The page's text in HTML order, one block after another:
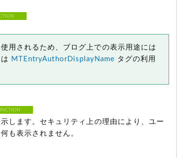
用されるため、ブログ上での表示用途には
MTEntryAuthorDisplayName タグの利用
します。セキュリティ上の理由により、ユー
も表示されません。